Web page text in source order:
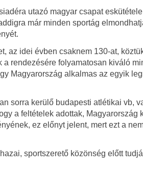
utazó magyar csapat
már minden sportág
az idei évben csaknem 130-at,
rendezésére folyamatosan kiváló
Magyarország alkalmas az egyik
sorra kerülő budapesti atlétikai vb,
a feltételek adottak, Magyarország
ez előnyt jelent, mert ezt a
sportszerető közönség előtt